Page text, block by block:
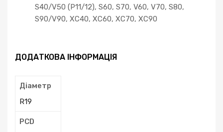
S40/V50 (P11/12), S60, S70, V60, V70, S80,
S90/V90, XC40, XC60, XC70, XC90
ДОДАТКОВА ІНФОРМАЦІЯ
Діаметр
R19
PCD